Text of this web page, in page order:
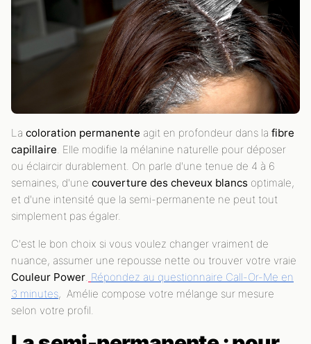
La coloration permanente agit en profondeur dans la fibre
capillaire. Elle modifie la mélanine naturelle pour déposer
ou éclaircir durablement. On parle d'une tenue de 4 à 6
semaines, d'une couverture des cheveux blancs optimale,
et d'une intensité que la semi-permanente ne peut tout
simplement pas égaler.
C'est le bon choix si vous voulez changer vraiment de
nuance, assumer une repousse nette ou trouver votre vraie
Couleur Power. Répondez au questionnaire Call-Or-Me en
3 minutes, Amélie compose votre mélange sur mesure
selon votre profil.